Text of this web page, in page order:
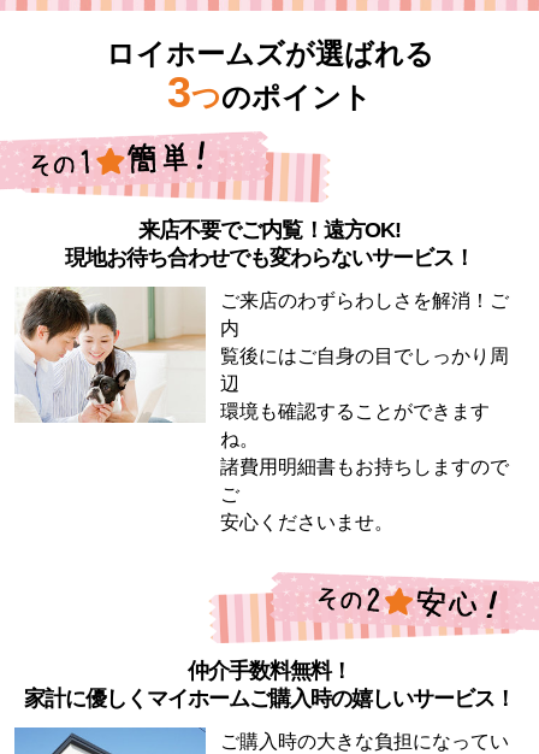
ロイホームズが選ばれる
3つのポイント
来店不要でご内覧！遠方OK!
現地お待ち合わせでも変わらないサービス！
ご来店のわずらわしさを解消！ご
内
覧後にはご自身の目でしっかり周
辺
環境も確認することができます
ね。
諸費用明細書もお持ちしますので
ご
安心くださいませ。
仲介手数料無料！
家計に優しくマイホームご購入時の嬉しいサービス！
ご購入時の大きな負担になってい